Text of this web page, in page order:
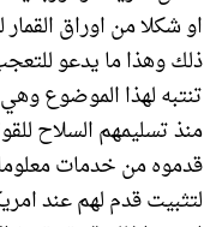
او شكلا من اوراق
ذلك وهذا ما يدعو
تنتبه لهذا الموضوع
منذ تسليمهم السلاح
قدموه من خدمات
لتثبيت قدم لهم عند